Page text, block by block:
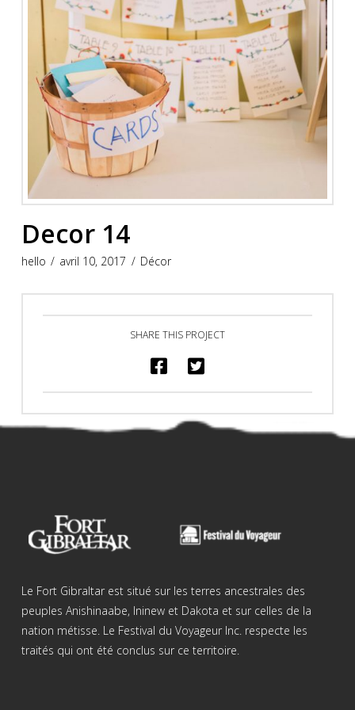
Decor 14
hello avril 10, 2017 Décor
SHARE THIS PROJECT
Le Fort Gibraltar est situé sur les terres ancestrales des
peuples Anishinaabe, Ininew et Dakota et sur celles de la
nation métisse. Le Festival du Voyageur Inc. respecte les
traités qui ont été conclus sur ce territoire.